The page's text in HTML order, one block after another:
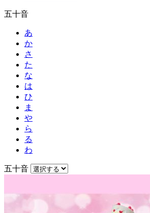
五十音
あ
か
さ
た
な
は
ひ
ま
や
ら
る
わ
五十音